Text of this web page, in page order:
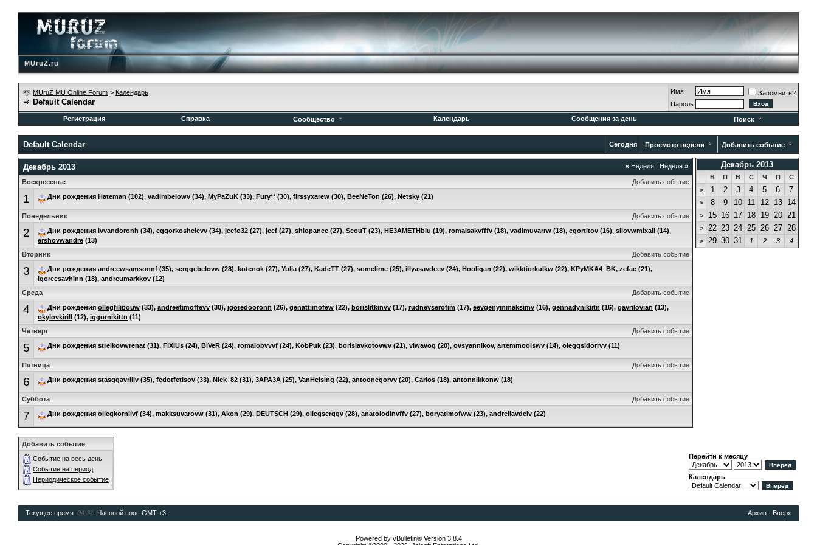
MUruZ.ru
MUruZ MU Online Forum > Календарь
Default Calendar
Имя
Запомнить?
Пароль
Регистрация
Справка Сообщество Календарь Сообщения за день Поиск
Default Calendar Сегодня Просмотр недели Добавить событие
« Неделя | Неделя »
Декабрь 2013
Добавить событие
Воскресенье
1 Дни рождения Hateman (102), vadimbelowv (34), MyPaZuK (33), Fury**(30), firssyxarew (30), BeeNeTon (26), Netsky (21)
Добавить событие
Понедельник
2 Дни рождения ivvandoronh (34), eggorkoshelevv (34), jeefo32 (27), jeef (27), shlopanec (27), ScouT (23), HE3AMETHbiu (19), romaisakvfffv (18), vadimuvarrw (18), egortitov (16), silovwmixail (14),
ershovwandre (13)
Добавить событие
Вторник
3 Дни рождения andreewsamsonnf (35), serggebelovw (28), kotenok (27), Yulja(27), KadeTT (27), somelime (25), illyasavdeev (24), Hooligan (22), wikktiorkulkw (22), KPyMKA4_BK, zefae (21),
igoreesavhinn (18), andreumarkkov (12)
Добавить событие
Среда
4 Дни рождения ollegfilipouw (33), andreetimoffevv (30), igoredooronn (26), genattimofew (22), borislitkinvv (17), rudnevserofim (17), eevgenymmaksimv (16), gennadynikiitn (16), gavrilovian (13),
okylovkirill (12), iggornikittn (11)
Добавить событие
Четверг
5 Дни рождения strelkovwrenat (31), FiXiUs (24), BiVeR (24), romalobvvvf (24), KobPuk (23), borislavkotovwv (21), viwavog (20), ovsyannikov, artemmooiswv (14), oleggsidorrvv (11)
Добавить событие
Пятница
6 Дни рождения stasggavrillv (35), fedotfetisov (33), Nick_82 (31), 3APA3A (25), VanHeIsing (22), antoonegorvv (20), Carlos (18), antonnikkonw (18)
Добавить событие
Суббота
7 Дни рождения ollegkornilvf (34), makksuvarovw (31), Akon (29), DEUTSCH (29), ollegserggv (28), anatolodinvffv (27), boryatimofww (23), andreiiavdeiv (22)
Декабрь 2013
В П В С Ч П
С
>
1 2 3 4 5 6 7
> 8 9 10 11 12 13 14
> 15 16 17 18 19 20 21
> 22 23 24 25 26 27 28
> 29 30 31 1 2 3 4
Добавить событие
Событие на весь день
Событие на период
Периодическое событие
Перейти к месяцу
Календарь
Текущее время: 04:31 . Часовой пояс GMT +3. Архив - Вверх
Powered by vBulletin® Version 3.8.4